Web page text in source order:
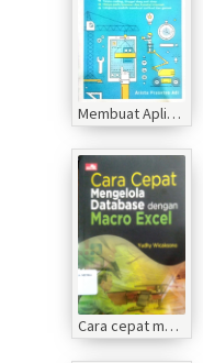
Membuat Aplikasi Android Tanpa Coding
Cara cepat mengolah database dengan Macro Excel